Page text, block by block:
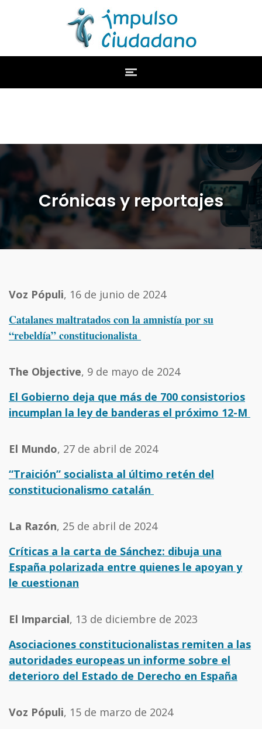
Crónicas y reportajes
Voz Pópuli, 16 de junio de 2024
Catalanes maltratados con la amnistía por su
“rebeldía” constitucionalista
The Objective, 9 de mayo de 2024
El Gobierno deja que más de 700 consistorios
incumplan la ley de banderas el próximo 12-M
El Mundo, 27 de abril de 2024
“Traición” socialista al último retén del
constitucionalismo catalán
La Razón, 25 de abril de 2024
Críticas a la carta de Sánchez: dibuja una
España polarizada entre quienes le apoyan y
le cuestionan
El Imparcial, 13 de diciembre de 2023
Asociaciones constitucionalistas remiten a las
autoridades europeas un informe sobre el
deterioro del Estado de Derecho en España
Voz Pópuli, 15 de marzo de 2024